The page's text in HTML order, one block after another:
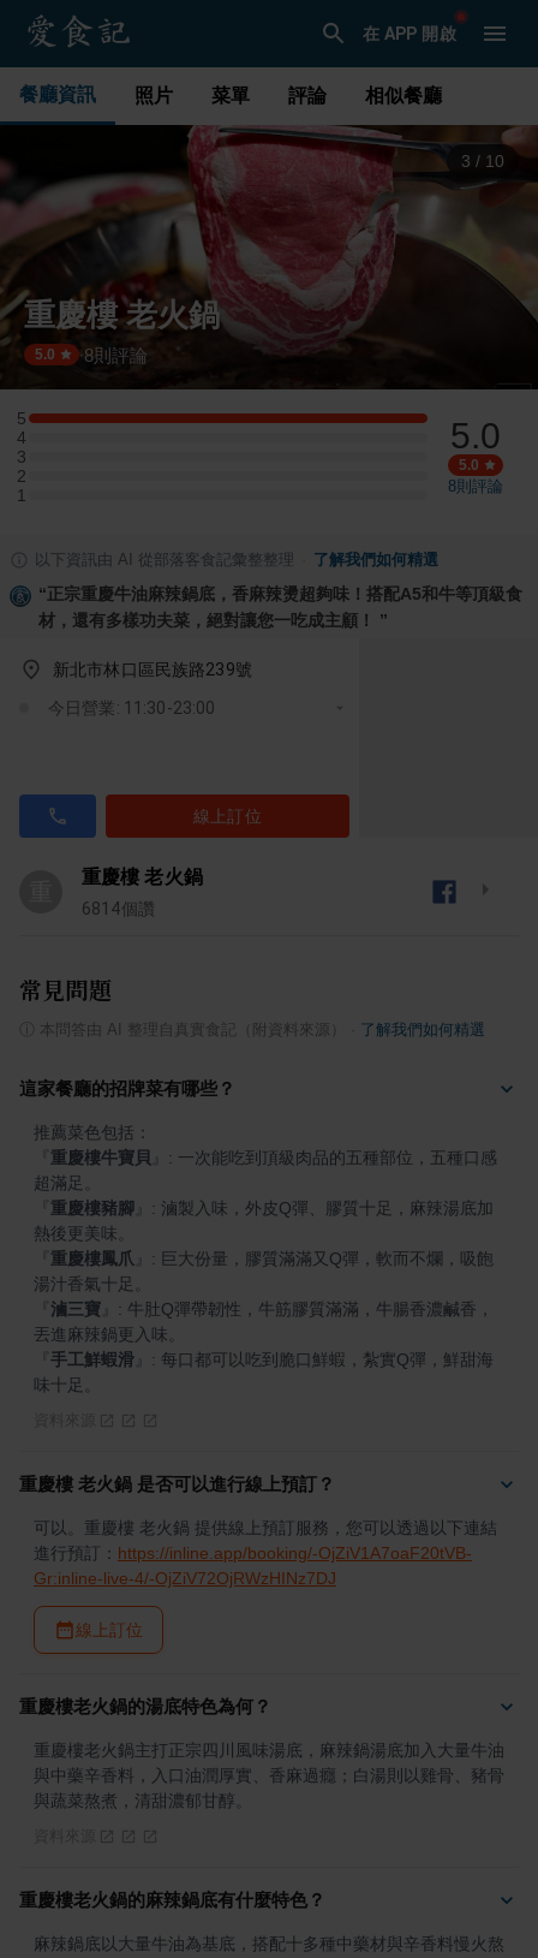
在 APP 開啟
餐廳資訊 照片 菜單 評論 相似餐廳
3 / 10
重慶樓 老火鍋
5.0 ·8則評論
5
5 星：1 則評論
4
4 星：0 則評論
3
3 星：0 則評論
2
2 星：0 則評論
1
1 星：0 則評論
5.0
5.0
8則評論
以下資訊由 AI 從部落客食記彙整整理 了解我們如何精選
“正宗重慶牛油麻辣鍋底，香麻辣燙超夠味！搭配A5和牛等頂級食
材，還有多樣功夫菜，絕對讓您一吃成主顧！ ”
新北市林口區民族路239號
今日營業: 11:30-23:00
線上訂位
重慶樓 老火鍋
6814個讚
常見問題
本問答由 AI 整理自真實食記（附資料來源） 了解我們如何精選
這家餐廳的招牌菜有哪些？
重慶樓牛寶貝
: 一次能吃到頂級肉品的五種部位，五種口感
重慶樓豬腳
: 滷製入味，外皮Q彈、膠質十足，麻辣湯底加
重慶樓鳳爪
: 巨大份量，膠質滿滿又Q彈，軟而不爛，吸飽
滷三寶
: 牛肚Q彈帶韌性，牛筋膠質滿滿，牛腸香濃鹹香，
手工鮮蝦滑
: 每口都可以吃到脆口鮮蝦，紮實Q彈，鮮甜海
味十足。
重慶樓 老火鍋 是否可以進行線上預訂？
可以。重慶樓 老火鍋 提供線上預訂服務，您可以透過以下連結
進行預訂： https://inline.app/booking/-OjZiV1A7oaF20tVB-
Gr:inline-live-4/-OjZiV72OjRWzHINz7DJ
線上訂位
重慶樓老火鍋的湯底特色為何？
重慶樓老火鍋主打正宗四川風味湯底，麻辣鍋湯底加入大量牛油
與中藥辛香料，入口油潤厚實、香麻過癮；白湯則以雞骨、豬骨
與蔬菜熬煮，清甜濃郁甘醇。
重慶樓老火鍋的麻辣鍋底有什麼特色？
麻辣鍋底以大量牛油為基底，搭配十多種中藥材與辛香料慢火熬